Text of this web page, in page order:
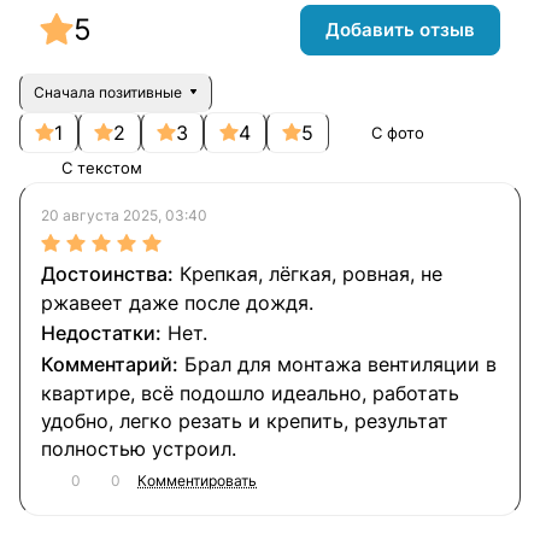
Сначала позитивные
1 2 3 4 5
С фото
С текстом
20 августа 2025, 03:40
Крепкая, лёгкая, ровная, не
ржавеет даже после дождя.
Нет.
Брал для монтажа вентиляции в
квартире, всё подошло идеально, работать
удобно, легко резать и крепить, результат
полностью устроил.
0 0 Комментировать
5 Добавить отзыв